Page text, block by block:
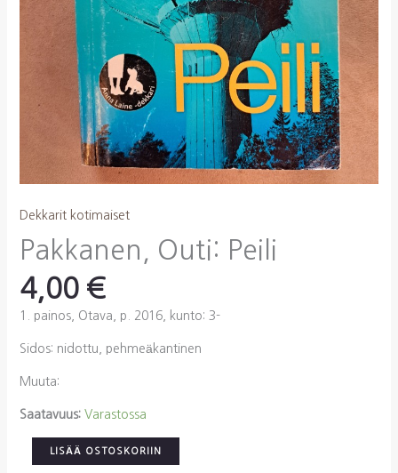
Dekkarit kotimaiset
Pakkanen, Outi: Peili
4,00 €
1. painos, Otava, p. 2016, kunto: 3-
Sidos: nidottu, pehmeäkantinen
Muuta:
Saatavuus: Varastossa
Pakkanen,
Outi:
LISÄÄ OSTOSKORIIN